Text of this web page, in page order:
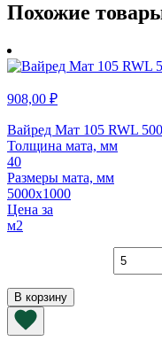
Похожие
908,00 ₽
Вайред Мат 105 RWL
Толщина мата, мм
40
Размеры мата, мм
5000х1000
Цена за
м2
товара
В корзину